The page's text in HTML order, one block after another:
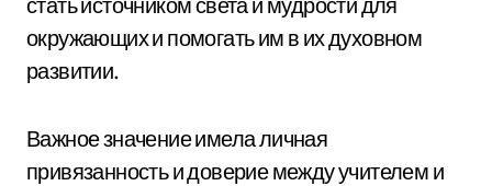
окружающих и помогать им в их духовном
развитии.
Важное значение имела личная
привязанность и доверие между учителем и